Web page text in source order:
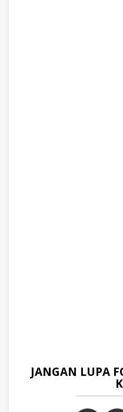
JANGAN LUPA